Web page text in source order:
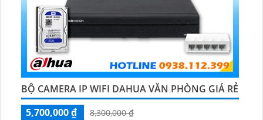
BỘ CAMERA IP WIFI DAHUA VĂN PHÒNG GIÁ RẺ
5,700,000 ₫
8,300,000 ₫